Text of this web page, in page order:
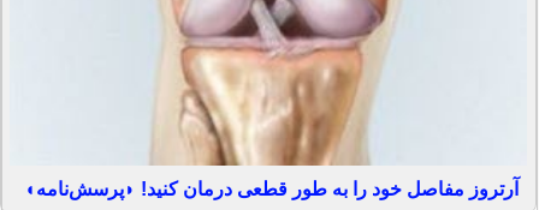
آرتروز مفاصل خود را به طور قطعی درمان کنید! ◗پرسش‌نامه◖